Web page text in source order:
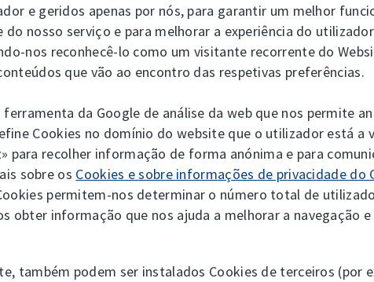
e geridos apenas por nós, para garantir um melhor
nosso serviço e para melhorar a experiência do
nos reconhecê-lo como um visitante recorrente do
que vão ao encontro das respetivas preferências.
da Google de análise da web que nos permite
Cookies no domínio do website que o utilizador está a
recolher informação de forma anónima e para
sobre os Cookies e sobre informações de privacidade do
permitem-nos determinar o número total de
obter informação que nos ajuda a melhorar a navegação
também podem ser instalados Cookies de terceiros (por